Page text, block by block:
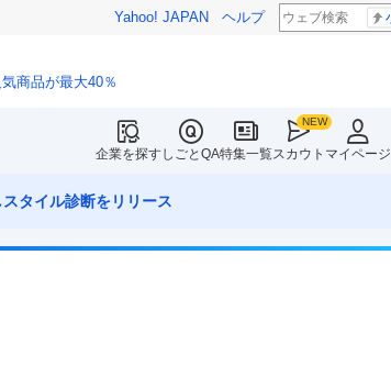
Yahoo! JAPAN ヘルプ
商品が最大40％
企業を探すしごとQA特集一覧スカウト マイページ
タイル診断をリリース